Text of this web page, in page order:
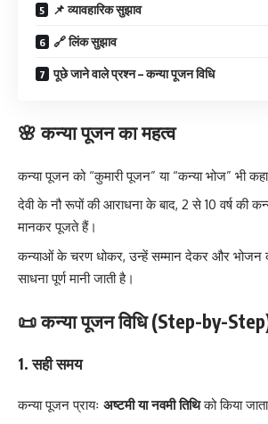
📌 व्यावहारिक सुझाव
🔗 लिंक सुझाव
पूछे जाने वाले प्रश्न – कन्या पूजन विधि
🌸 कन्या पूजन का महत्व
कन्या पूजन को “कुमारी पूजन” या “कन्या भोज” भी
देवी के नौ रूपों की आराधना के बाद, 2 से 10 वर्ष की
मानकर पूजते हैं।
कन्याओं के चरण धोकर, उन्हें सम्मान देकर और भोजन
साधना पूर्ण मानी जाती है।
📜 कन्या पूजन विधि (Step-by-
1. सही समय
कन्या पूजन प्रायः अष्टमी या नवमी तिथिको किया